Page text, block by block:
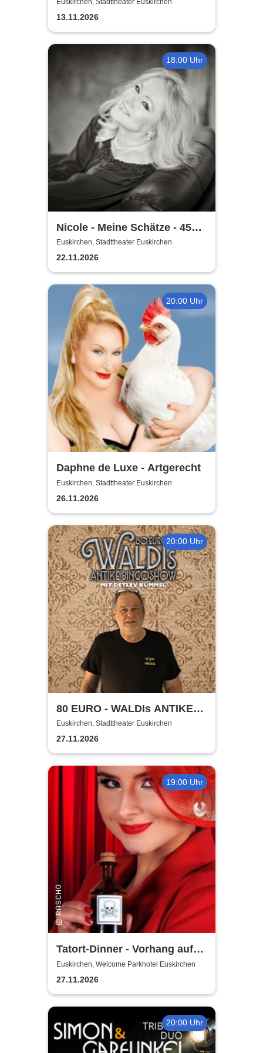
Euskirchen, Stadttheater Euskirchen
13.11.2026
18:00 Uhr
Nicole - Meine Schätze - 45
Jahre Jubiläumstour
Euskirchen, Stadttheater Euskirchen
22.11.2026
20:00 Uhr
Daphne de Luxe - Artgerecht
Euskirchen, Stadttheater Euskirchen
26.11.2026
20:00 Uhr
80 EURO - WALDIs ANTIKE
BINGOSHOW
Euskirchen, Stadttheater Euskirchen
27.11.2026
19:00 Uhr
Tatort-Dinner - Vorhang auf
für Mord
Euskirchen, Welcome Parkhotel Euskirchen
27.11.2026
20:00 Uhr